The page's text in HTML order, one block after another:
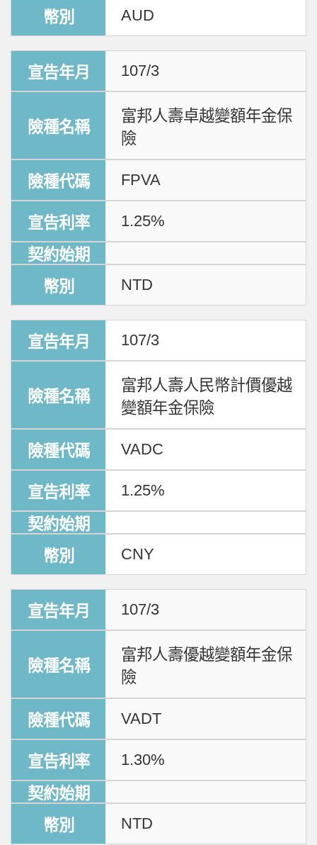
AUD
107/3
富邦人壽卓越變額年金保
險
FPVA
1.25%
NTD
107/3
富邦人壽人民幣計價優越
變額年金保險
VADC
1.25%
CNY
107/3
富邦人壽優越變額年金保
險
VADT
1.30%
NTD